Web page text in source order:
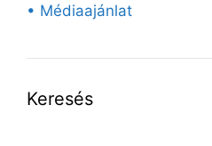
• Médiaajánlat
Keresés